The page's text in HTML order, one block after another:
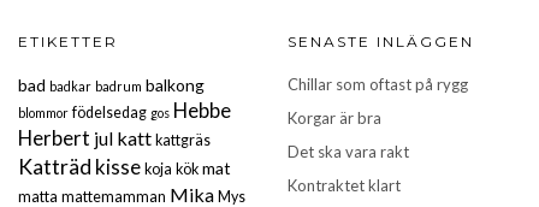
ETIKETTER
bad badkar badrum balkong
blommor födelsedag gos Hebbe
Herbert jul katt kattgräs
Katträd kisse koja kök mat
matta mattemamman Mika Mys
SENASTE INLÄGGEN
Chillar som oftast på rygg
Korgar är bra
Det ska vara rakt
Kontraktet klart